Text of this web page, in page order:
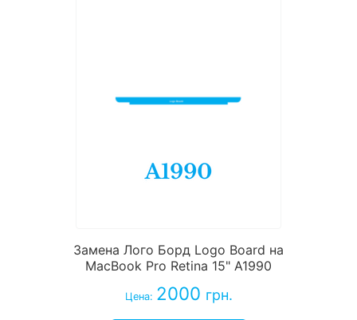
Замена Лого Борд Logo Board на
MacBook Pro Retina 15" A1990
Цена: 2000 грн.